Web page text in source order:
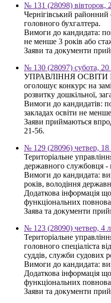
№ 131 (28098) вівторок,
Чернігівський районний
головного бухгалтера.
Вимоги до кандидата:
не менше 3 років або
Заяви та документи
№ 130 (28097) субота, 20
УПРАВЛІННЯ ОСВІТИ
оголошує конкурс на
розвитку дошкільної,
Вимоги до кандидатів:
закладах освіти не
Заяви приймаються
21-56.
№ 129 (28096) четвер, 18
Територіальне
державного службовця -
Вимоги до кандидата:
років, володіння
Додаткова інформація
функціональних
Заява та документи
№ 123 (28090) четвер, 4
Територіальне
головного спеціаліста
суддів, служби судових
Вимоги до кандидата:
Додаткова інформація
функціональних
Заяви та документи